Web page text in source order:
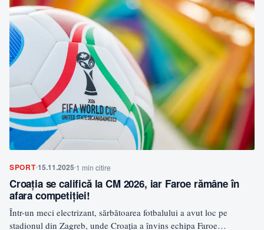
SPORT15.11.2025 1 min citire
Croația se califică la CM 2026, iar Faroe rămâne în
afara competiției!
Într-un meci electrizant, sărbătoarea fotbalului a avut loc pe
stadionul din Zagreb, unde Croația a învins echipa Faroe…